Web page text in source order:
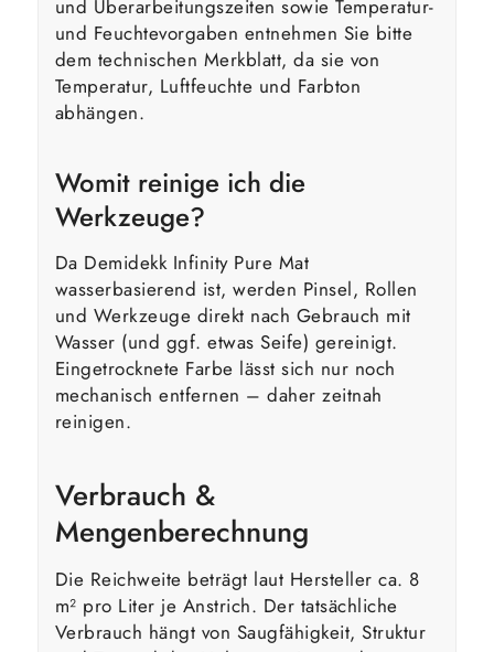
und Überarbeitungszeiten sowie Temperatur-
und Feuchtevorgaben entnehmen Sie bitte
dem technischen Merkblatt, da sie von
Temperatur, Luftfeuchte und Farbton
abhängen.
Womit reinige ich die
Werkzeuge?
Da Demidekk Infinity Pure Mat
wasserbasierend ist, werden Pinsel, Rollen
und Werkzeuge direkt nach Gebrauch mit
Wasser (und ggf. etwas Seife) gereinigt.
Eingetrocknete Farbe lässt sich nur noch
mechanisch entfernen – daher zeitnah
reinigen.
Verbrauch &
Mengenberechnung
Die Reichweite beträgt laut Hersteller ca. 8
m² pro Liter je Anstrich. Der tatsächliche
Verbrauch hängt von Saugfähigkeit, Struktur